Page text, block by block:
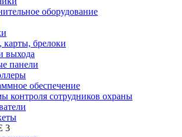
оборудование
брелоки
выхода
панели
обеспечение
контроля сотрудников охраны
3